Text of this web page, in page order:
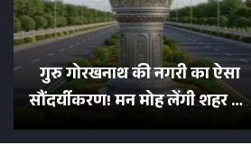
गुरु गोरखनाथ की नगरी का ऐसा
सौंदर्यीकरण! मन मोह लेंगी शहर की
सड़कें; देखें Photos